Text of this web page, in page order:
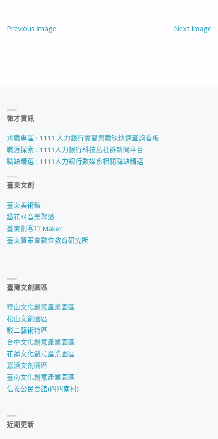
Previous image Next image
徵才資訊
求職專區 : 1111 人力銀行實習與職缺快速查詢看板
職涯探索 : 1111人力銀行科技島社群新聞平台
職缺精選 : 1111人力銀行數媒系相關職缺精選
臺東文創
臺東美術館
鐵花村音樂聚落
臺東創客TT Maker
臺東資策會數位教育研究所
臺灣文創園區
華山文化創意產業園區
松山文創園區
駁二藝術特區
台中文化創意產業園區
花蓮文化創意產業園區
嘉酒文創園區
臺南文化創意產業園區
信義公民會館(四四南村)
近期更新